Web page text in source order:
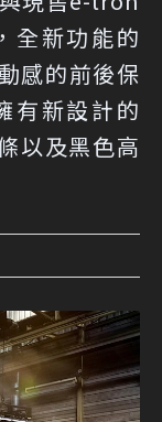
全新功能的
感的前後保
有新設計的
以及黑色高